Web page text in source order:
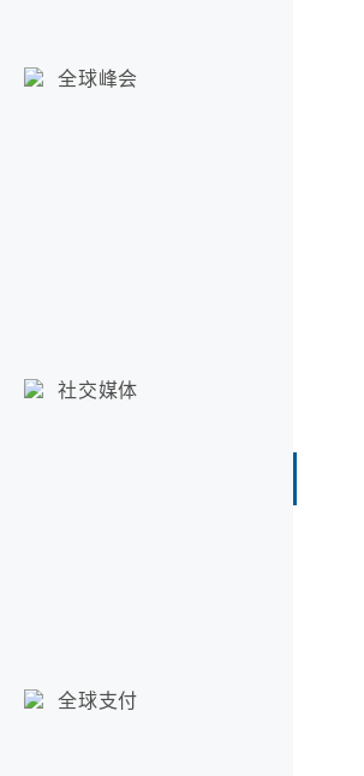
全球峰会
社交媒体
全球支付